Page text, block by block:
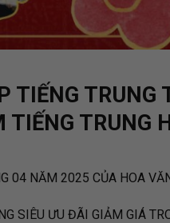
TIẾNG
TRUNG
04 NĂM 2025 CỦA HOA
SIÊU ƯU ĐÃI GIẢM GIÁ